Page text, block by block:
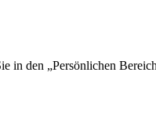
in den „Persönlichen